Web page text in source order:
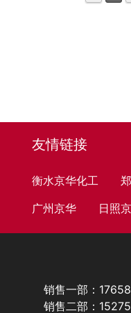
友情链接
衡水京华化工
广州京华
日照
销售一部：
销售二部：